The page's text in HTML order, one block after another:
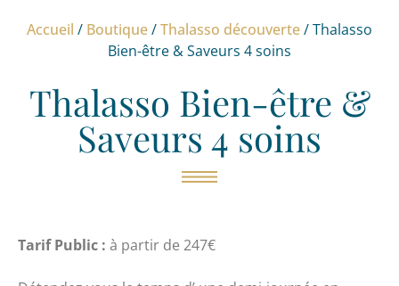
Accueil / Boutique/Thalasso découverte/ Thalasso
Bien-être & Saveurs 4 soins
Thalasso Bien-être &
Saveurs 4 soins
Tarif Public : à partir de 247€